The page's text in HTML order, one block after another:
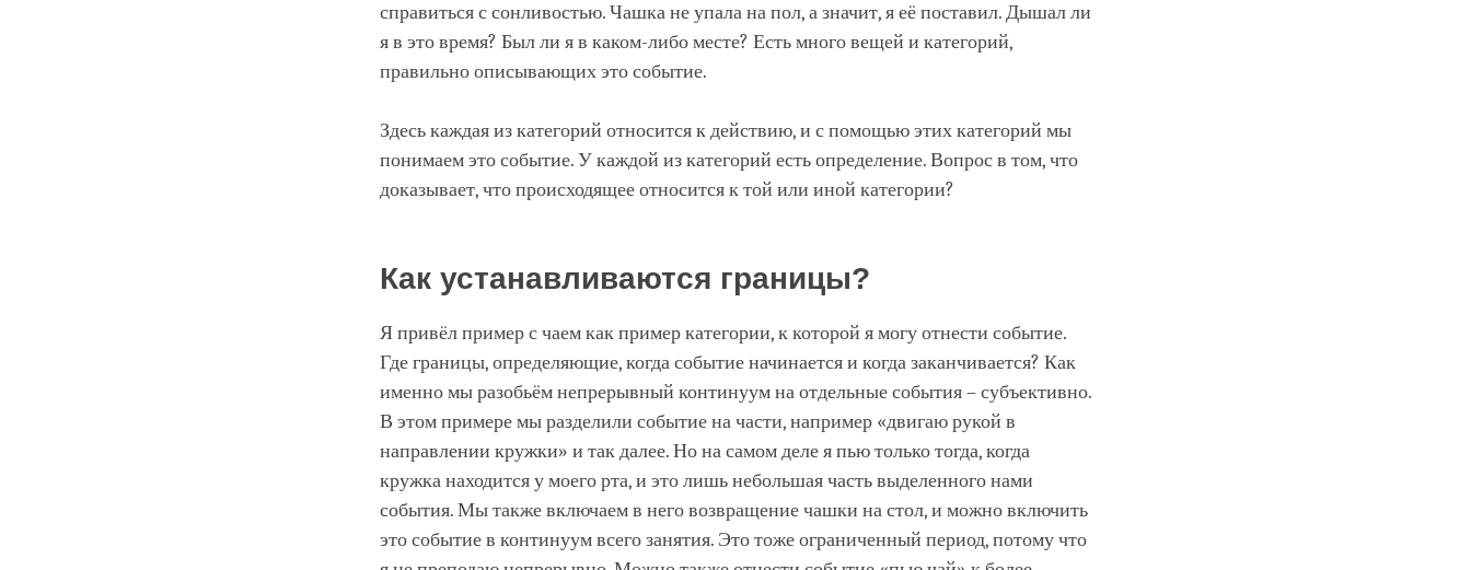
справиться с сонливостью. Чашка не упала на пол, а значит, я её поставил. Дышал ли
я в это время? Был ли я в каком-либо месте? Есть много вещей и категорий,
правильно описывающих это событие.
Здесь каждая из категорий относится к действию, и с помощью этих категорий мы
понимаем это событие. У каждой из категорий есть определение. Вопрос в том, что
доказывает, что происходящее относится к той или иной категории?
Как устанавливаются границы?
Я привёл пример с чаем как пример категории, к которой я могу отнести событие.
Где границы, определяющие, когда событие начинается и когда заканчивается? Как
именно мы разобьём непрерывный континуум на отдельные события – субъективно.
В этом примере мы разделили событие на части, например «двигаю рукой в
направлении кружки» и так далее. Но на самом деле я пью только тогда, когда
кружка находится у моего рта, и это лишь небольшая часть выделенного нами
события. Мы также включаем в него возвращение чашки на стол, и можно включить
это событие в континуум всего занятия. Это тоже ограниченный период, потому что